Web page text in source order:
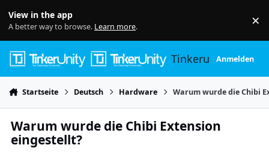
View in the app
A better way to browse. Learn more. ×
TinkerunityAnmelden
Startseite Deutsch Hardware Warum wurde die Chibi
Warum wurde die Chibi Extension
eingestellt?